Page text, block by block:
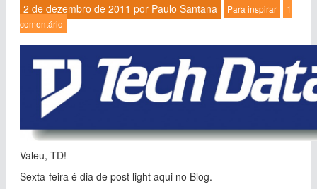
2 de dezembro de 2011 por Paulo Santana Para inspirar
1
comentário
Valeu, TD!
Sexta-feira é dia de post light aqui no Blog.